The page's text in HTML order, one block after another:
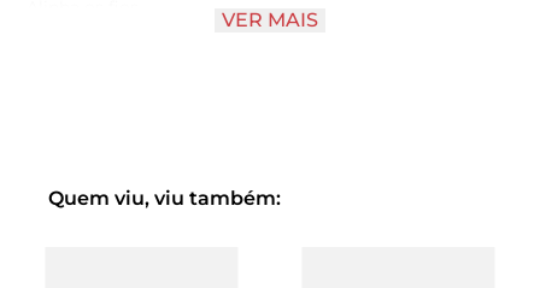
VER MAIS
Quem viu, viu também: